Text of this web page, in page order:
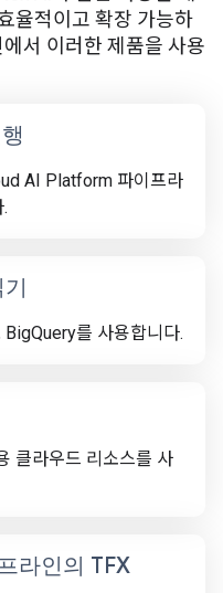
율적이고 확장 가능하
서 이러한 제품을 사용
AI Platform 파이프라
를 사용합니다.
클라우드 리소스를 사
라인의 TFX